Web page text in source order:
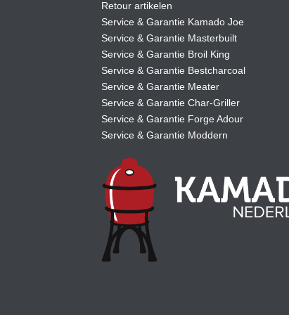
Retour artikelen
Service & Garantie Kamado Joe
Service & Garantie Masterbuilt
Service & Garantie Broil King
Service & Garantie Bestcharcoal
Service & Garantie Meater
Service & Garantie Char-Griller
Service & Garantie Forge Adour
Service & Garantie Moddern